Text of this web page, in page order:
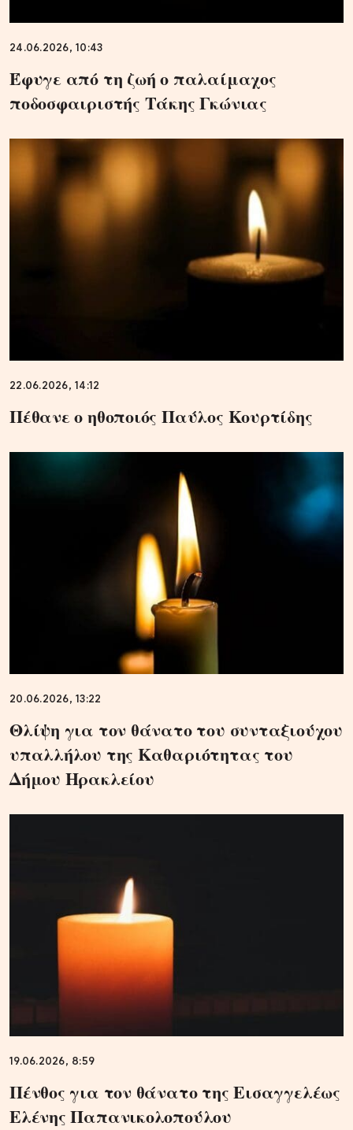
24.06.2026, 10:43
Έφυγε από τη ζωή ο παλαίμαχος
ποδοσφαιριστής Τάκης Γκώνιας
22.06.2026, 14:12
Πέθανε ο ηθοποιός Παύλος Κουρτίδης
20.06.2026, 13:22
Θλίψη για τον θάνατο του συνταξιούχου
υπαλλήλου της Καθαριότητας του
Δήμου Ηρακλείου
19.06.2026, 8:59
Πένθος για τον θάνατο της Εισαγγελέως
Ελένης Παπανικολοπούλου